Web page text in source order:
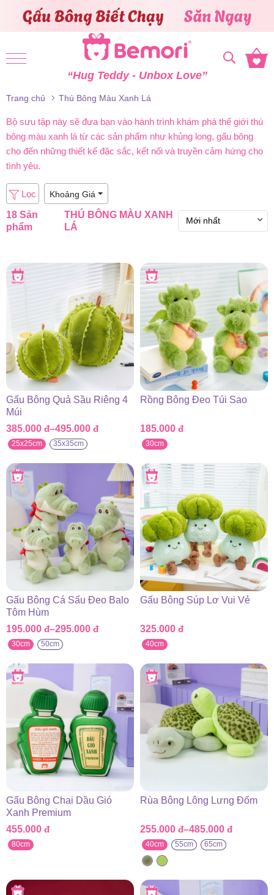
Skip to content
“Hug Teddy - Unbox Love”
Trang chủ Thú Bông Màu Xanh Lá
Bộ sưu tập này sẽ đưa bạn vào hành trình khám phá thế giới thú
bông màu xanh lá từ các sản phẩm như khủng long, gấu bông
cho đến những thiết kế đặc sắc, kết nối và truyền cảm hứng cho
tình yêu.
18 Sản
phẩm
THÚ BÔNG MÀU XANH
LÁ
Gấu Bông Quả Sầu Riêng 4
Múi
385.000 đ–495.000 đ
Khoảng
giá:
385.000 đ
đến
495.000 đ
25x25cm 35x35cm
Rồng Bông Đeo Túi Sao
185.000 đ
30cm
Gấu Bông Cá Sấu Đeo Balo
Tôm Hùm
195.000 đ–295.000 đ
Khoảng
giá:
195.000 đ
đến
295.000 đ
30cm 50cm
Gấu Bông Súp Lơ Vui Vẻ
325.000 đ
40cm
Gấu Bông Chai Dầu Gió
Xanh Premium
455.000 đ
80cm
Rùa Bông Lông Lưng Đốm
255.000 đ–485.000 đ
Khoảng
giá:
từ
255.000 đ
đến
485.000 đ
40cm 55cm 65cm
Lọc Khoảng Giá